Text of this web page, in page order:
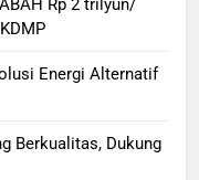
Rp 2 trilyun/
Energi Alternatif
Berkualitas, Dukung